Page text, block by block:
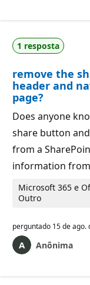
1 resposta
remove the
header and
page?
Does anyone
share button
from a
information
Microsoft 365 e
Outro
perguntado 15 de ago.
Anônima